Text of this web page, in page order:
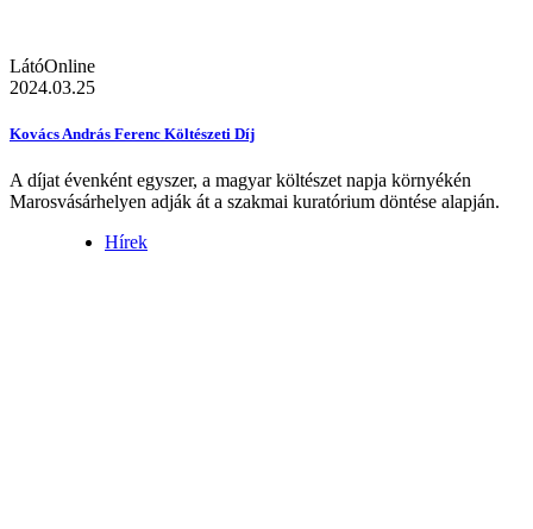
LátóOnline
2024.03.25
Kovács András Ferenc Költészeti Díj
A díjat évenként egyszer, a magyar költészet napja környékén
Marosvásárhelyen adják át a szakmai kuratórium döntése alapján.
Hírek